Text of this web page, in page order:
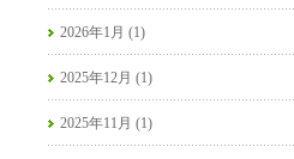
2026年1月 (1)
2025年12月 (1)
2025年11月 (1)